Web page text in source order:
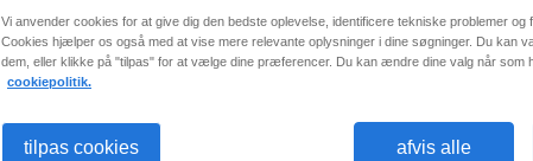
Vi anvender cookies for at give dig den bedste oplevelse, identificere tekniske problemer og
Cookies hjælper os også med at vise mere relevante oplysninger i dine søgninger. Du kan
dem, eller klikke på "tilpas" for at vælge dine præferencer. Du kan ændre dine valg når som
cookiepolitik.
tilpas cookies afvis alle